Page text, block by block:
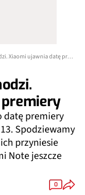
Redmi Note 13 nadchodzi. Xiaomi ujawnia datę premiery
datę premiery
Spodziewamy
przyniesie
Note jeszcze
0